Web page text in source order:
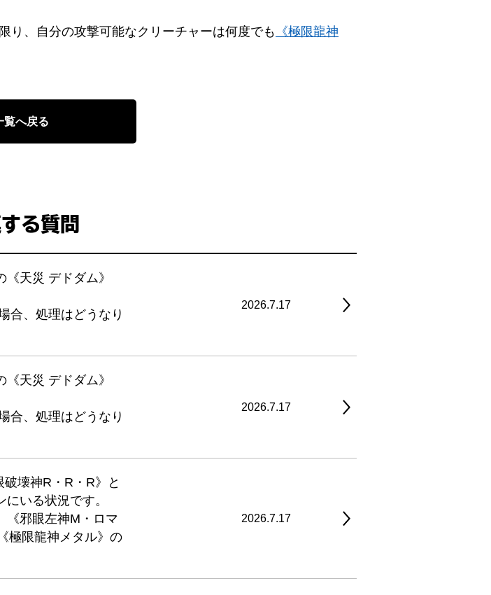
り、自分の攻撃可能なクリーチャーは何度でも 《極限龍神
覧へ戻る
る質問
天災 デドダム》
合、処理はどうなり
2026.7.17
天災 デドダム》
合、処理はどうなり
2026.7.17
壊神R・R・R》と
いる状況です。
《邪眼左神M・ロマ
極限龍神メタル》の
2026.7.17